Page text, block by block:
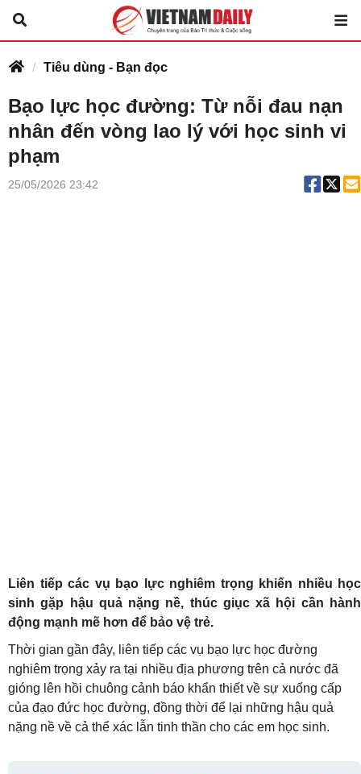
Tiêu dùng - Bạn đọc
Bạo lực học đường: Từ nỗi đau nạn
nhân đến vòng lao lý với học sinh vi
phạm
25/05/2026 23:42
Liên tiếp các vụ bạo lực nghiêm trọng khiến nhiều học
sinh gặp hậu quả nặng nề, thúc giục xã hội cần hành
động mạnh mẽ hơn để bảo vệ trẻ.
Thời gian gần đây, liên tiếp các vụ bạo lực học đường
nghiêm trọng xảy ra tại nhiều địa phương trên cả nước đã
gióng lên hồi chuông cảnh báo khẩn thiết về sự xuống cấp
của đạo đức học đường, đồng thời để lại những hậu quả
nặng nề về cả thể xác lẫn tinh thần cho các em học sinh.